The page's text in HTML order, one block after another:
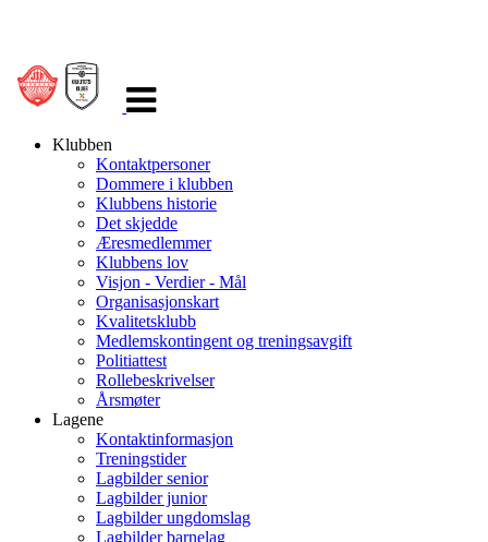
navigasjon
Klubben
Kontaktpersoner
Dommere i klubben
Klubbens historie
Det skjedde
Æresmedlemmer
Klubbens lov
Visjon - Verdier - Mål
Organisasjonskart
Kvalitetsklubb
Medlemskontingent og treningsavgift
Politiattest
Rollebeskrivelser
Årsmøter
Lagene
Kontaktinformasjon
Treningstider
Lagbilder senior
Lagbilder junior
Lagbilder ungdomslag
Lagbilder barnelag